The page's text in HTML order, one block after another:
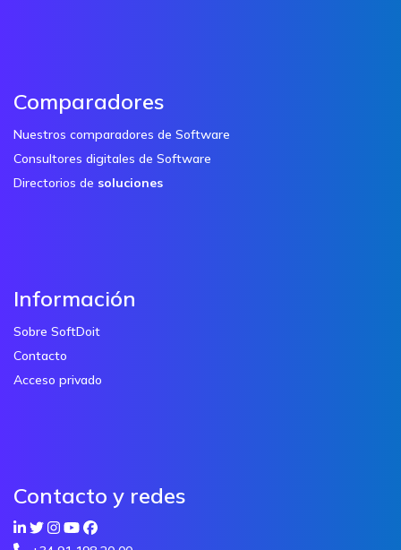
Comparadores
Nuestros comparadores de Software
Consultores digitales de Software
Directorios de soluciones
Información
Sobre SoftDoit
Contacto
Acceso privado
Contacto y redes